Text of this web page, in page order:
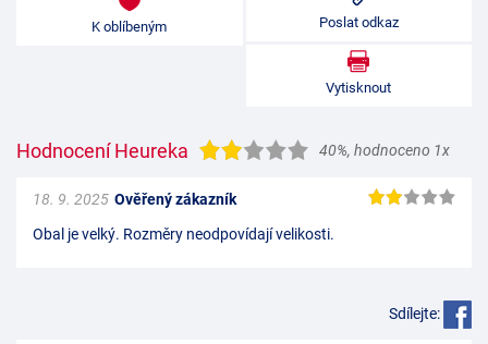
K oblíbeným Poslat odkaz
Vytisknout
Hodnocení Heureka 40%, hodnoceno 1x
Ověřený zákazník
18. 9. 2025
Obal je velký. Rozměry neodpovídají velikosti.
Sdílejte: